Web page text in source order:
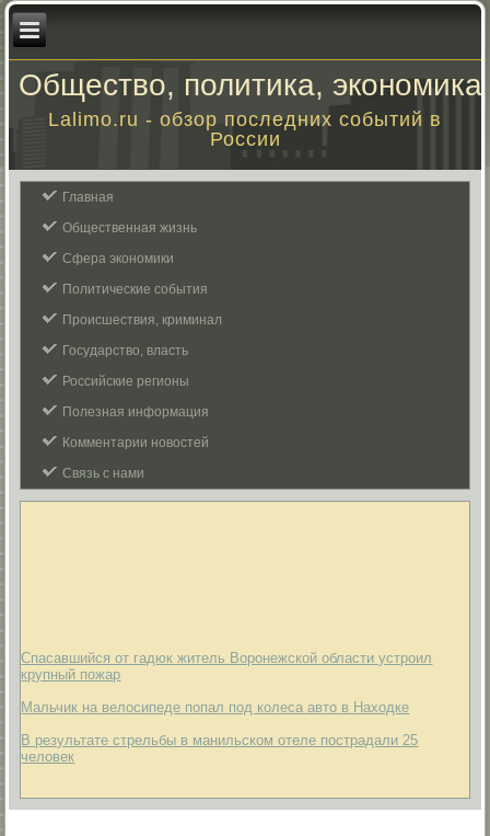
Общество, политика, экономика
Lalimo.ru - обзор последних событий в
России
Главная
Общественная жизнь
Сфера экономики
Политические события
Происшествия, криминал
Государство, власть
Российские регионы
Полезная информация
Комментарии новостей
Связь с нами
Спасавшийся от гадюк житель Воронежской области устроил
крупный пожар
Мальчик на велосипеде попал под колеса авто в Находке
В результате стрельбы в манильском отеле пострадали 25
человек